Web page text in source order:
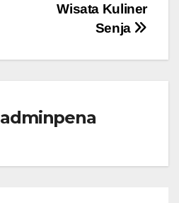
Wisata Kuliner
Senja
adminpena